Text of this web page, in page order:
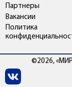
Партнеры
Вакансии
Политика
©2026,